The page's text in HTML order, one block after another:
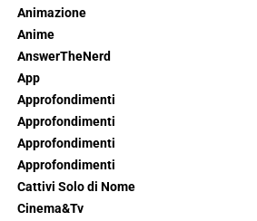
Animazione
Anime
AnswerTheNerd
App
Approfondimenti
Approfondimenti
Approfondimenti
Approfondimenti
Cattivi Solo di Nome
Cinema&Tv